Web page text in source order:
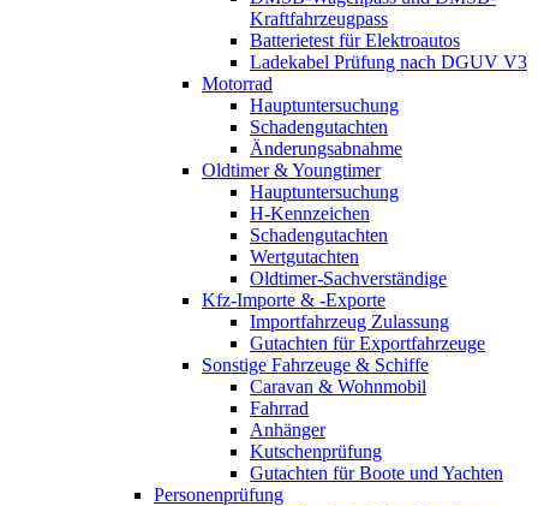
Kraftfahrzeugpass
Batterietest für Elektroautos
Ladekabel Prüfung nach DGUV V3
Motorrad
Hauptuntersuchung
Schadengutachten
Änderungsabnahme
Oldtimer & Youngtimer
Hauptuntersuchung
H-Kennzeichen
Schadengutachten
Wertgutachten
Oldtimer-Sachverständige
Kfz-Importe & -Exporte
Importfahrzeug Zulassung
Gutachten für Exportfahrzeuge
Sonstige Fahrzeuge & Schiffe
Caravan & Wohnmobil
Fahrrad
Anhänger
Kutschenprüfung
Gutachten für Boote und Yachten
Personenprüfung